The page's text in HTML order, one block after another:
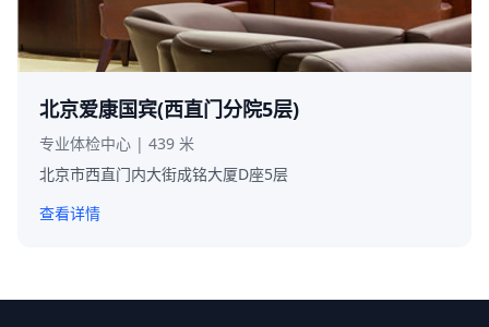
北京爱康国宾(西直门分院5层)
专业体检中心 | 439 米
北京市西直门内大街成铭大厦D座5层
查看详情